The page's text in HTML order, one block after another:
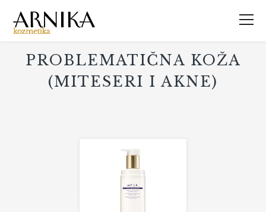
PROBLEMATIČNA KOŽA
(MITESERI I AKNE)